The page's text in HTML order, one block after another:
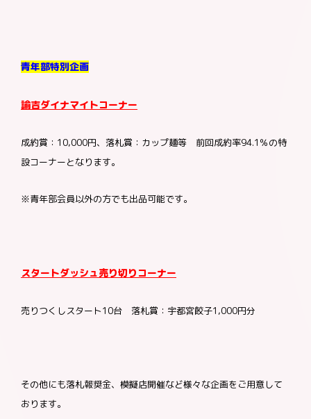
青年部特別企画
諭吉ダイナマイトコーナー
成約賞：10,000円、落札賞：カップ麺等 前回成約率94.1％の特
設コーナーとなります。
※青年部会員以外の方でも出品可能です。
スタートダッシュ売り切りコーナー
売りつくしスタート10台 落札賞：宇都宮餃子1,000円分
その他にも落札報奨金、模擬店開催など様々な企画をご用意して
おります。